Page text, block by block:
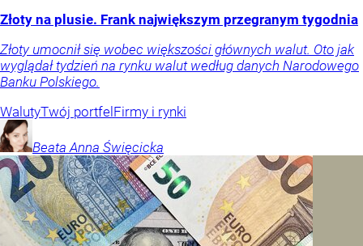
Złoty na plusie. Frank największym przegranym tygodnia
Złoty umocnił się wobec większości głównych walut. Oto jak
wyglądał tydzień na rynku walut według danych Narodowego
Banku Polskiego.
WalutyTwój portfelFirmy i rynki
Beata Anna Święcicka